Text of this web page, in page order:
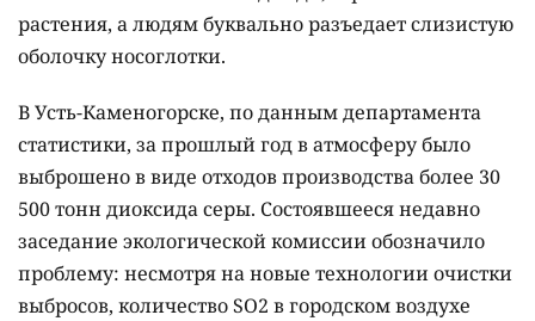
растения, а людям буквально разъедает слизистую
оболочку носоглотки.
В Усть-Каменогорске, по данным департамента
статистики, за прошлый год в атмосферу было
выброшено в виде отходов производства более 30
500 тонн диоксида серы. Состоявшееся недавно
заседание экологической комиссии обозначило
проблему: несмотря на новые технологии очистки
выбросов, количество SO2 в городском воздухе